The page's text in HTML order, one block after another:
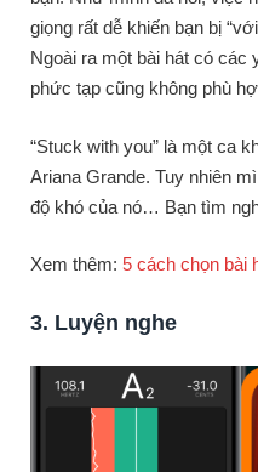
giọng rất dễ khiến bạn bị
Ngoài ra một bài hát có các
phức tạp cũng không phù
“Stuck with you” là một ca
Ariana Grande. Tuy nhiên
độ khó của nó… Bạn tìm
Xem thêm: 5 cách chọn bài
3. Luyện nghe